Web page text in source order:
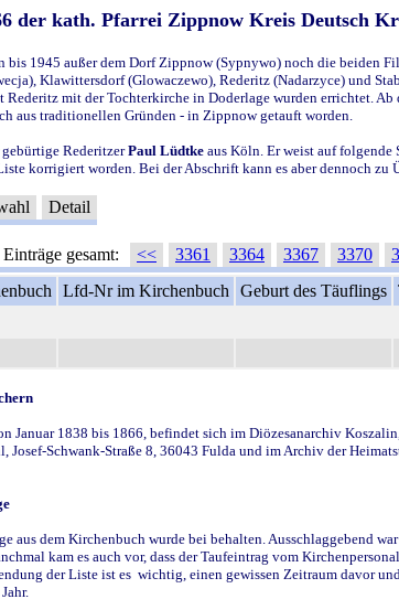
der kath. Pfarrei Zippnow Kreis Deutsch
bis 1945 außer dem Dorf Zippnow (Sypnywo) noch die beiden
Klawittersdorf (Glowaczewo), Rederitz (Nadarzyce) und
mit der Tochterkirche in Doderlage wurden errichtet.
aus traditionellen Gründen - in Zippnow getauft worden.
RederitzerPaul Lüdtke aus Köln. Er weist auf
korrigiert worden. Bei der Abschrift kann es aber dennoch
Detail
gesamt: << 3361 3364 3367 3370
Lfd-Nr im Kirchenbuch Geburt des Täuflings
Januar 1838 bis 1866, befindet sich im Diözesanarchiv
Josef-Schwank-Straße 8, 36043 Fulda und im Archiv der
aus dem Kirchenbuch wurde bei behalten. Ausschlaggebend
kam es auch vor, dass der Taufeintrag vom
der Liste ist es wichtig, einen gewissen Zeitraum davor